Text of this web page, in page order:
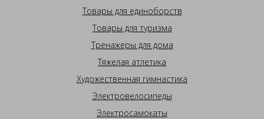
Товары для единоборств
Товары для туризма
Тренажеры для дома
Тяжелая атлетика
Художественная гимнастика
Электровелосипеды
Электросамокаты